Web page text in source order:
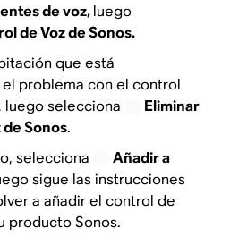
de voz,luego
de Voz de Sonos.
que está
problema con el control
luego selecciona
Eliminar
Sonos.
selecciona
Añadir a
sigue las instrucciones
a añadir el control de
producto Sonos.